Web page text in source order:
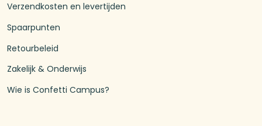
Verzendkosten en levertijden
Spaarpunten
Retourbeleid
Zakelijk & Onderwijs
Wie is Confetti Campus?